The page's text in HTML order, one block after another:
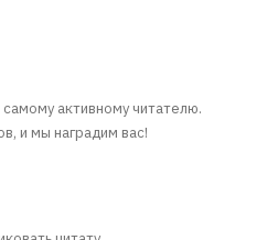
активному читателю.
и мы наградим вас!